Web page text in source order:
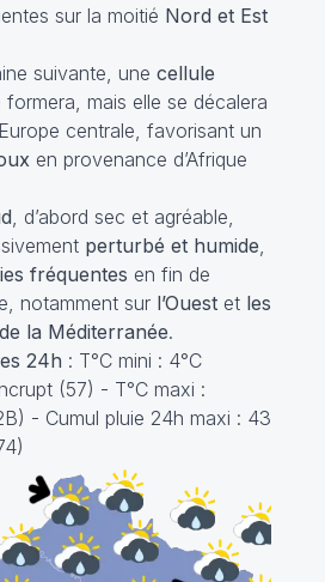
sur la moitié Nord et Est
suivante, une cellule
formera, mais elle se décalera
centrale, favorisant un
en provenance d’Afrique
, d’abord sec et agréable,
perturbé et humide,
fréquentes en fin de
notamment sur l’Ouestet les
la Méditerranée.
24h : T°C mini : 4°C
(57) - T°C maxi :
- Cumul pluie 24h maxi : 43